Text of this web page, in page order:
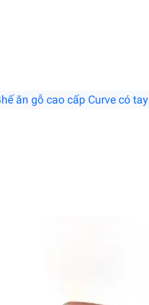
ăn gỗ cao cấp Curve có tay